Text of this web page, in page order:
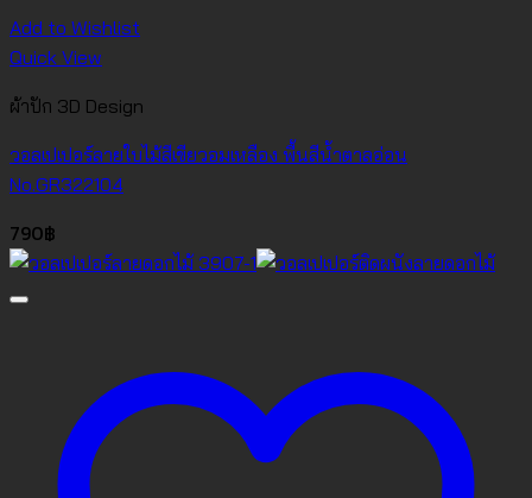
Add to Wishlist
Quick View
ผ้าปัก 3D Design
วอลเปเปอร์ลายใบไม้สีเขียวอมเหลือง พื้นสีน้ำตาลอ่อน
No.GR322104
790฿